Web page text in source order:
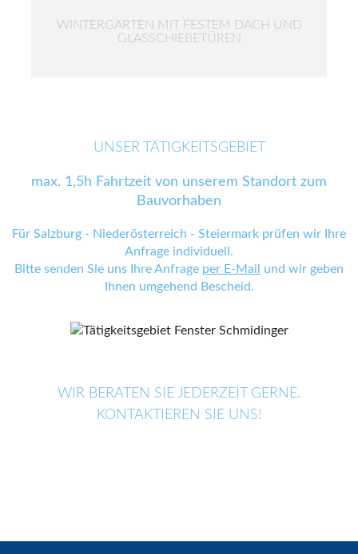
WINTERGARTEN MIT FESTEM DACH UND
GLASSCHIEBETÜREN
UNSER TÄTIGKEITSGEBIET
max. 1,5h Fahrtzeit von unserem Standort zum
Bauvorhaben
Für Salzburg - Niederösterreich - Steiermark prüfen wir Ihre
Anfrage individuell.
Bitte senden Sie uns Ihre Anfrage per E-Mail
und wir geben
Ihnen umgehend Bescheid.
WIR BERATEN SIE JEDERZEIT GERNE.
KONTAKTIEREN SIE UNS!